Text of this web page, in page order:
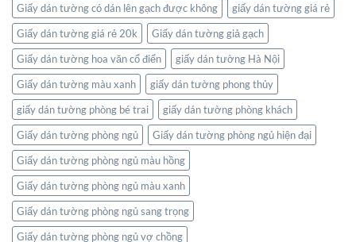
Giấy dán tường có dán lên gạch được không
giấy dán tường giá rẻ
Giấy dán tường giá rẻ 20k
Giấy dán tường giả gạch
Giấy dán tường hoa văn cổ điển
giấy dán tường Hà Nội
Giấy dán tường màu xanh
giấy dán tường phong thủy
giấy dán tường phòng bé trai
giấy dán tường phòng khách
Giấy dán tường phòng ngủ
Giấy dán tường phòng ngủ hiện đại
Giấy dán tường phòng ngủ màu hồng
Giấy dán tường phòng ngủ màu xanh
Giấy dán tường phòng ngủ sang trọng
Giấy dán tường phòng ngủ vợ chồng